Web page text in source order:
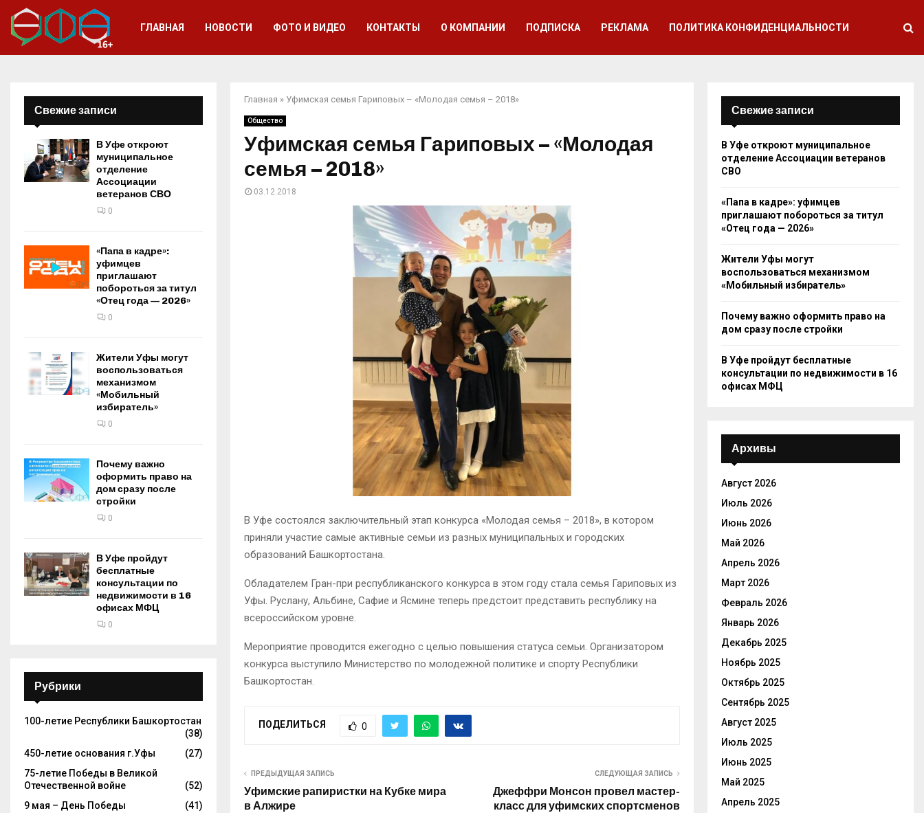
ГЛАВНАЯ НОВОСТИ ФОТО И ВИДЕО КОНТАКТЫ О КОМПАНИИ ПОДПИСКА РЕКЛАМА ПОЛИТИКА КОНФИДЕНЦИАЛЬНОСТИ
Главная » Уфимская семья Гариповых – «Молодая семья – 2018»
Общество
Уфимская семья Гариповых – «Молодая
семья – 2018»
03.12.2018
В Уфе состоялся заключительный этап конкурса «Молодая семья – 2018», в котором
приняли участие самые активные семьи из разных муниципальных и городских
образований Башкортостана.
Обладателем Гран-при республиканского конкурса в этом году стала семья Гариповых из
Уфы. Руслану, Альбине, Сафие и Ясмине теперь предстоит представить республику на
всероссийском уровне.
Мероприятие проводится ежегодно с целью повышения статуса семьи. Организатором
конкурса выступило Министерство по молодежной политике и спорту Республики
Башкортостан.
ПОДЕЛИТЬСЯ 0
ПРЕДЫДУЩАЯ ЗАПИСЬ
Уфимские рапиристки на Кубке мира
в Алжире
СЛЕДУЮЩАЯ ЗАПИСЬ
Джеффри Монсон провел мастер-
класс для уфимских спортсменов
Свежие записи
В Уфе откроют
муниципальное
отделение
Ассоциации
ветеранов СВО
0
«Папа в кадре»:
уфимцев
приглашают
побороться за титул
«Отец года — 2026»
0
Жители Уфы могут
воспользоваться
механизмом
«Мобильный
избиратель»
0
Почему важно
оформить право на
дом сразу после
стройки
0
В Уфе пройдут
бесплатные
консультации по
недвижимости в 16
офисах МФЦ
0
Рубрики
100-летие Республики Башкортостан
(38)
450-летие основания г.Уфы
(27)
75-летие Победы в Великой
Отечественной войне
(52)
9 мая – День Победы
(41)
Свежие записи
В Уфе откроют муниципальное
отделение Ассоциации ветеранов
СВО
«Папа в кадре»: уфимцев
приглашают побороться за титул
«Отец года — 2026»
Жители Уфы могут
воспользоваться механизмом
«Мобильный избиратель»
Почему важно оформить право на
дом сразу после стройки
В Уфе пройдут бесплатные
консультации по недвижимости в 16
офисах МФЦ
Архивы
Август 2026
Июль 2026
Июнь 2026
Май 2026
Апрель 2026
Март 2026
Февраль 2026
Январь 2026
Декабрь 2025
Ноябрь 2025
Октябрь 2025
Сентябрь 2025
Август 2025
Июль 2025
Июнь 2025
Май 2025
Апрель 2025